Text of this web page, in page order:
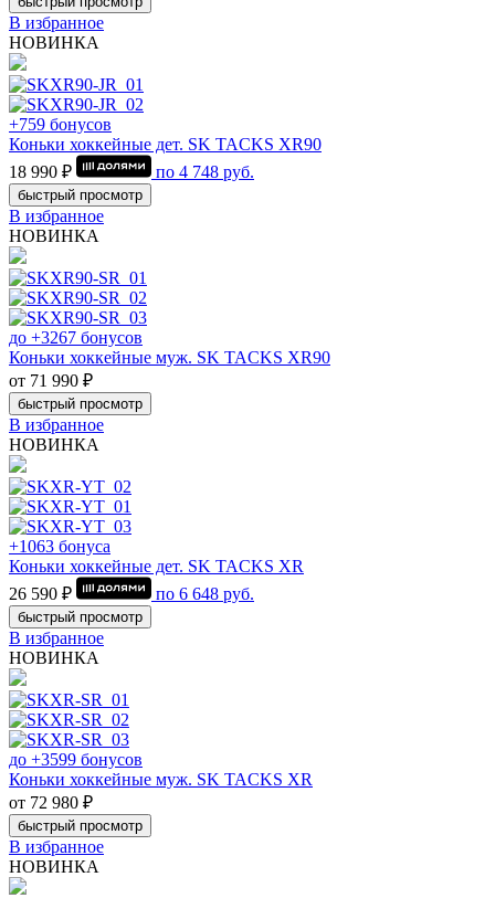
В избранное
НОВИНКА
+759 бонусов
Коньки хоккейные дет. SK TACKS XR90
18 990 ₽
по 4 748 руб.
быстрый просмотр
В избранное
НОВИНКА
до +3267 бонусов
Коньки хоккейные муж. SK TACKS XR90
от 71 990 ₽
быстрый просмотр
В избранное
НОВИНКА
+1063 бонуса
Коньки хоккейные дет. SK TACKS XR
26 590 ₽
по 6 648 руб.
быстрый просмотр
В избранное
НОВИНКА
до +3599 бонусов
Коньки хоккейные муж. SK TACKS XR
от 72 980 ₽
быстрый просмотр
В избранное
НОВИНКА